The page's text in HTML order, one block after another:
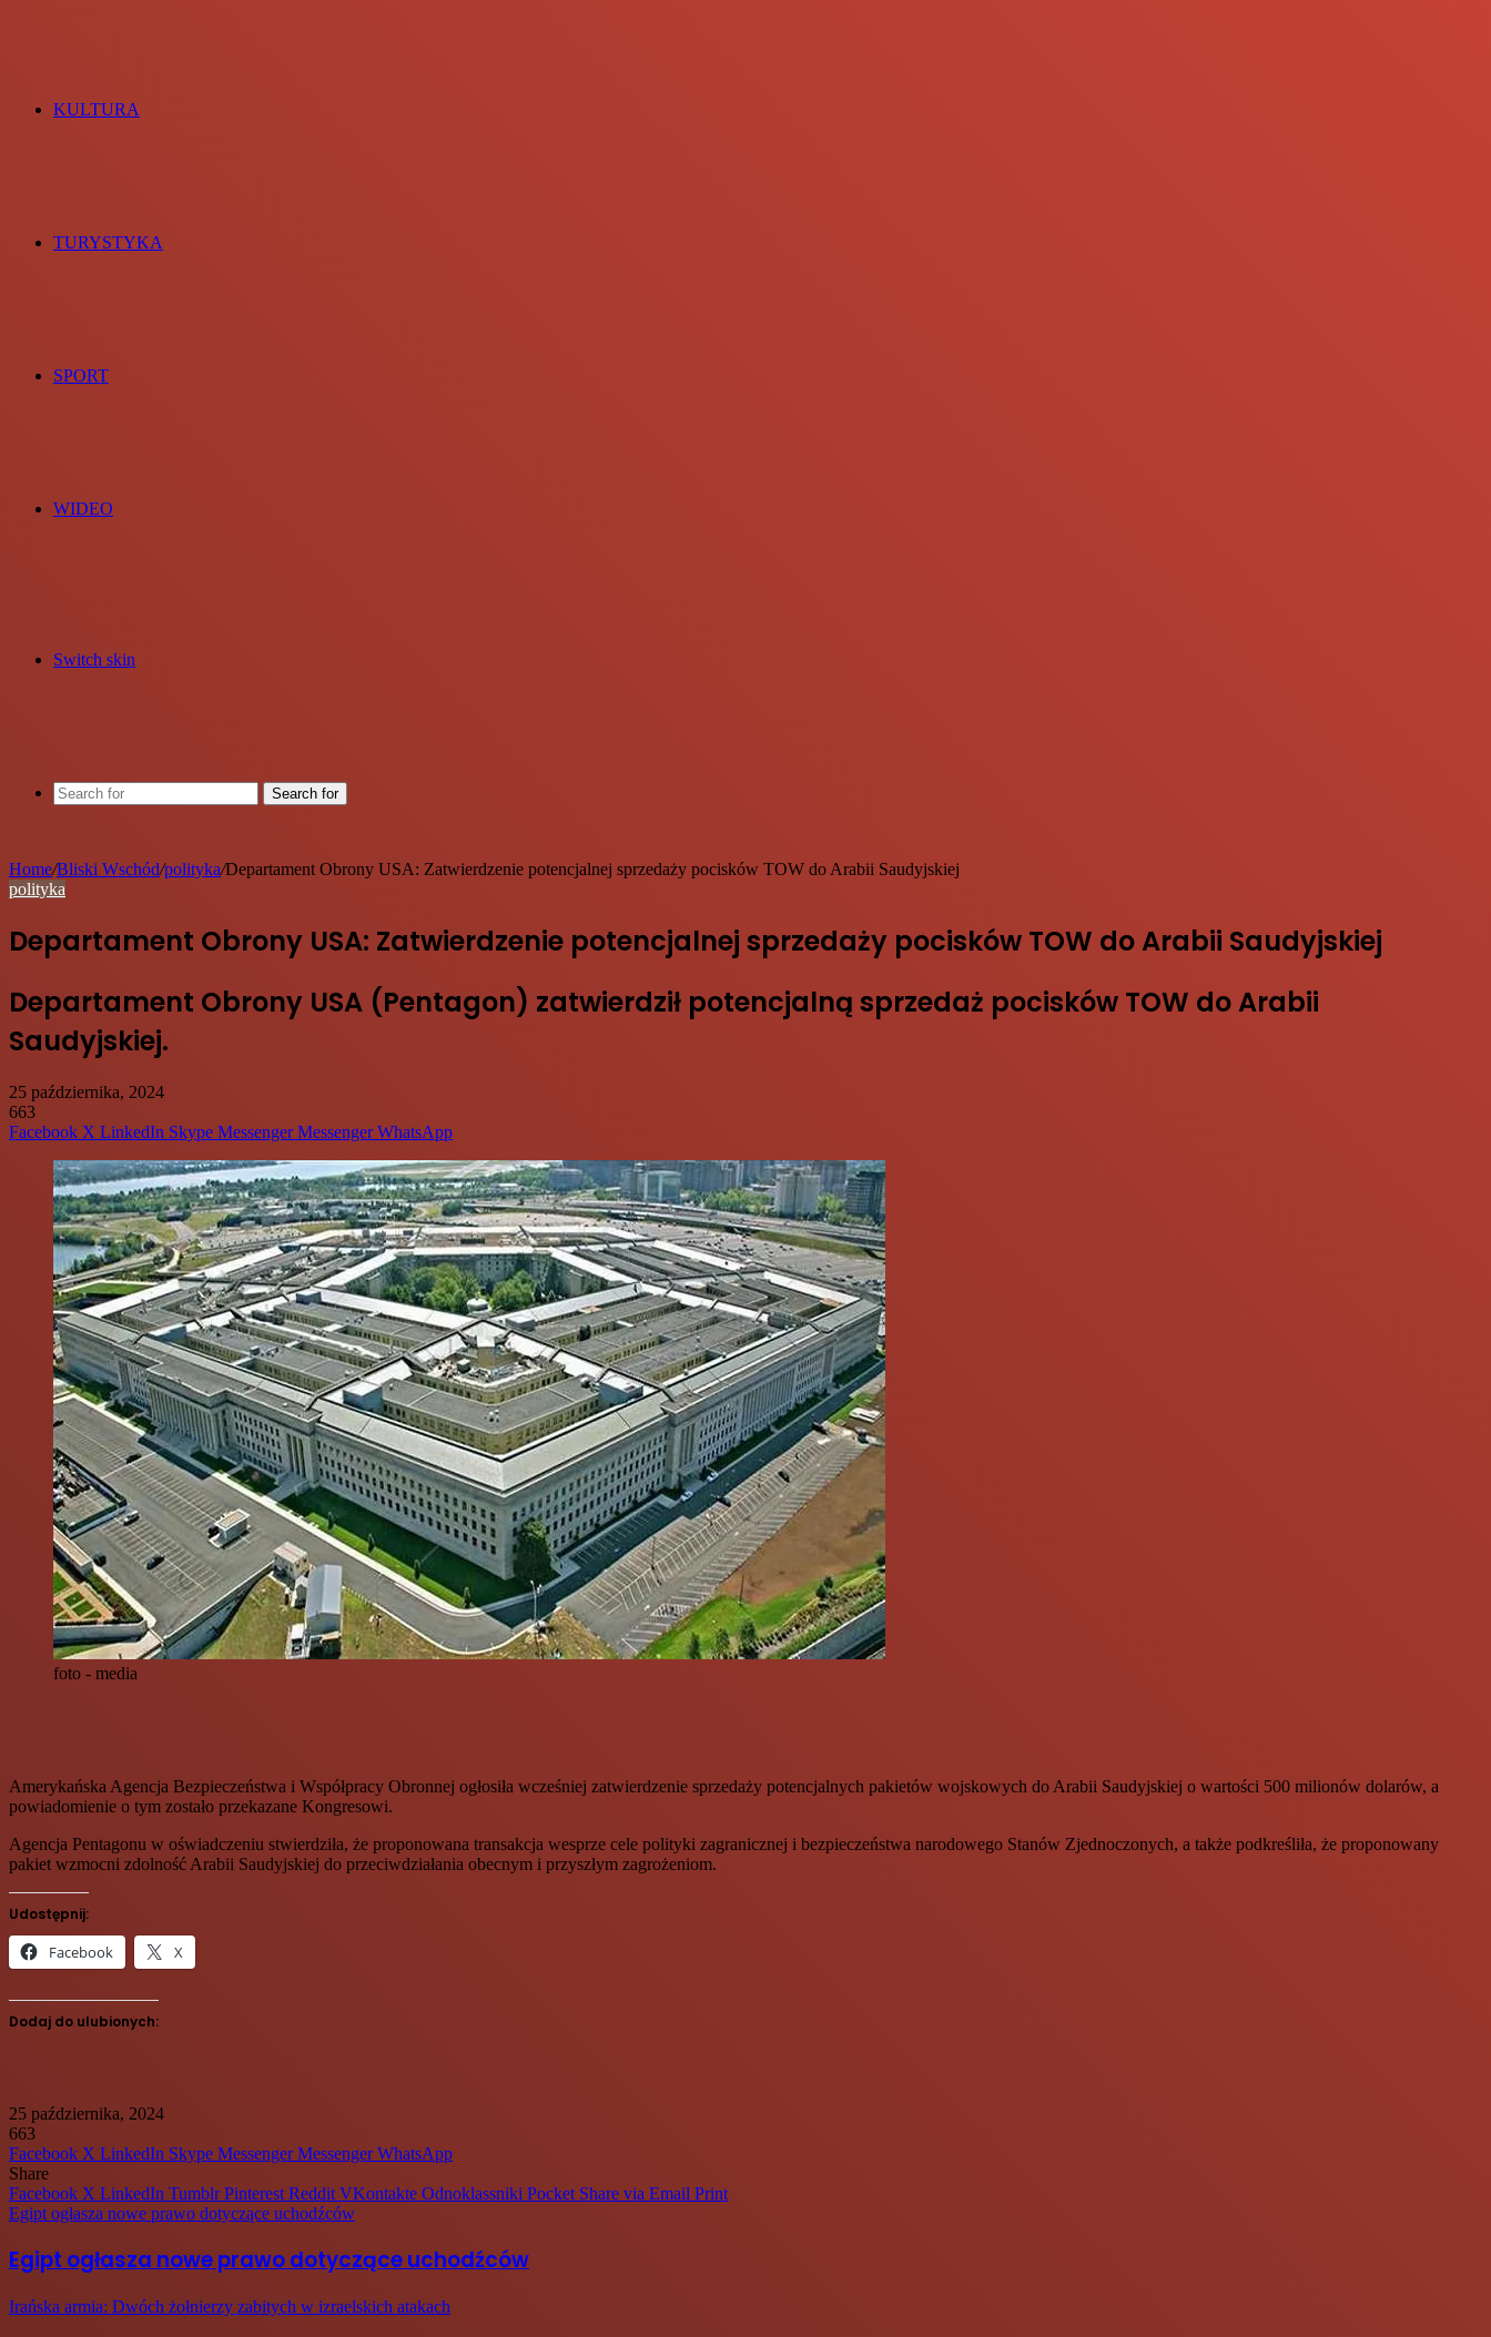
KULTURA
TURYSTYKA
SPORT
WIDEO
Switch skin
Search for
Home/Bliski Wschód/polityka/Departament Obrony USA: Zatwierdzenie potencjalnej sprzedaży pocisków TOW do Arabii Saudyjskiej
polityka
Departament Obrony USA: Zatwierdzenie potencjalnej sprzedaży pocisków TOW do Arabii Saudyjskiej
Departament Obrony USA (Pentagon) zatwierdził potencjalną sprzedaż pocisków TOW do Arabii
Saudyjskiej.
25 października, 2024
663
Facebook X LinkedIn Skype Messenger Messenger WhatsApp
foto - media
Amerykańska Agencja Bezpieczeństwa i Współpracy Obronnej ogłosiła wcześniej zatwierdzenie sprzedaży potencjalnych pakietów wojskowych do Arabii Saudyjskiej o wartości 500 milionów dolarów, a
powiadomienie o tym zostało przekazane Kongresowi.
Agencja Pentagonu w oświadczeniu stwierdziła, że proponowana transakcja wesprze cele polityki zagranicznej i bezpieczeństwa narodowego Stanów Zjednoczonych, a także podkreśliła, że proponowany
pakiet wzmocni zdolność Arabii Saudyjskiej do przeciwdziałania obecnym i przyszłym zagrożeniom.
Udostępnij:
Facebook X
Dodaj do ulubionych:
25 października, 2024
663
Facebook X LinkedIn Skype Messenger Messenger WhatsApp
Share
Facebook X LinkedIn Tumblr Pinterest Reddit VKontakte Odnoklassniki Pocket Share via Email Print
Egipt ogłasza nowe prawo dotyczące uchodźców
Egipt ogłasza nowe prawo dotyczące uchodźców
Irańska armia: Dwóch żołnierzy zabitych w izraelskich atakach